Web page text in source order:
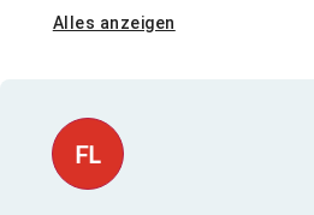
hochdekorierter, aber nicht
viele – nicht nur positive -
Alles anzeigen
FL